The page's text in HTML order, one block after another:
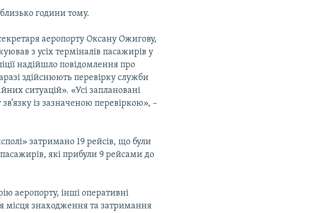
години тому.
аеропорту Оксану Ожигову,
з усіх терміналів пасажирів у
надійшло повідомлення про
здійснюють перевірку служби
ситуацій». «Усі заплановані
із зазначеною перевіркою», –
затримано 19 рейсів, що були
які прибули 9 рейсами до
аеропорту, інші оперативні
місця знаходження та затримання